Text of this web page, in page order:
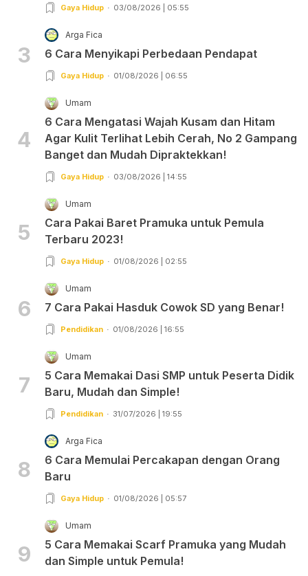
Gaya Hidup 03/08/2026 | 05:55
3
Arga Fica
6 Cara Menyikapi Perbedaan Pendapat
Gaya Hidup 01/08/2026 | 06:55
4
Umam
6 Cara Mengatasi Wajah Kusam dan Hitam
Agar Kulit Terlihat Lebih Cerah, No 2 Gampang
Banget dan Mudah Dipraktekkan!
Gaya Hidup 03/08/2026 | 14:55
5
Umam
Cara Pakai Baret Pramuka untuk Pemula
Terbaru 2023!
Gaya Hidup 01/08/2026 | 02:55
6
Umam
7 Cara Pakai Hasduk Cowok SD yang Benar!
Pendidikan 01/08/2026 | 16:55
7
Umam
5 Cara Memakai Dasi SMP untuk Peserta Didik
Baru, Mudah dan Simple!
Pendidikan 31/07/2026 | 19:55
8
Arga Fica
6 Cara Memulai Percakapan dengan Orang
Baru
Gaya Hidup 01/08/2026 | 05:57
9
Umam
5 Cara Memakai Scarf Pramuka yang Mudah
dan Simple untuk Pemula!